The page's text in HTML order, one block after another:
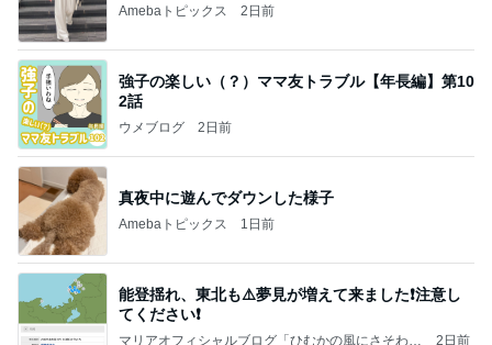
Amebaトピックス 2日前
強子の楽しい（？）ママ友トラブル【年長編】第10
2話
ウメブログ 2日前
真夜中に遊んでダウンした様子
Amebaトピックス 1日前
能登揺れ、東北も⚠️夢見が増えて来ました❗️注意し
てください❗️
マリアオフィシャルブログ「ひむかの風にさそわれ
2日前